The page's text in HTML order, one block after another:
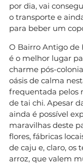
por dia, vai
o transporte e
para beber um
O Bairro Antigo de
é o melhor lugar
charme pós-
oásis de calma
frequentada pelos
de tai chi. Apesar
ainda é possível
maravilhas deste
flores, fábricas
de caju e, claro, os
arroz, que valem